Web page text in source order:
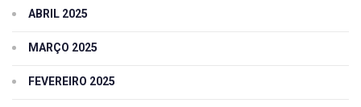
ABRIL 2025
MARÇO 2025
FEVEREIRO 2025